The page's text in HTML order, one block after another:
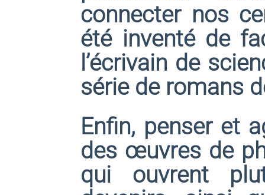
connecter nos
été inventé de
l’écrivain de
série de romans
Enfin, penser et
des œuvres de
qui ouvrent